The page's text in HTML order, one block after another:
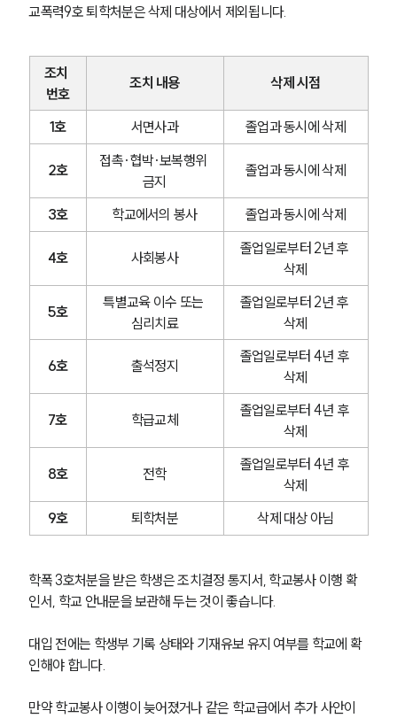
교폭력9호 퇴학처분은 삭제 대상에서 제외됩니다.
조치
번호
조치 내용 삭제 시점
1호 서면사과 졸업과 동시에 삭제
2호
접촉·협박·보복행위
금지
졸업과 동시에 삭제
3호 학교에서의 봉사 졸업과 동시에 삭제
4호 사회봉사
졸업일로부터 2년 후
삭제
5호
특별교육 이수 또는
심리치료
졸업일로부터 2년 후
삭제
6호 출석정지
졸업일로부터 4년 후
삭제
7호 학급교체
졸업일로부터 4년 후
삭제
8호 전학
졸업일로부터 4년 후
삭제
9호
퇴학처분 삭제 대상 아님
학폭 3호처분을 받은 학생은 조치결정 통지서, 학교봉사 이행 확
인서, 학교 안내문을 보관해 두는 것이 좋습니다.
대입 전에는 학생부 기록 상태와 기재유보 유지 여부를 학교에 확
인해야 합니다.
만약 학교봉사 이행이 늦어졌거나 같은 학교급에서 추가 사안이